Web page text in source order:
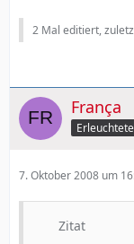
2 Mal editiert,
França
7. Oktober 2008 um
Zitat